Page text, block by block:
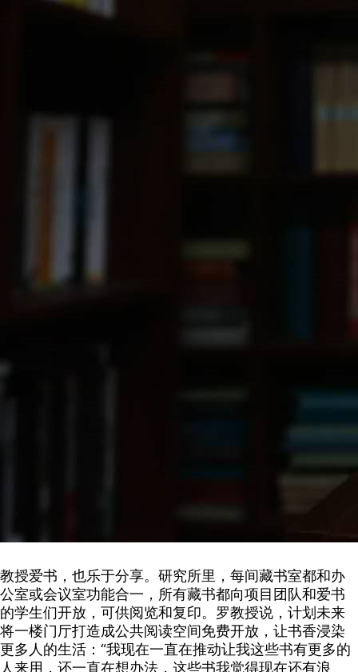
教授爱书，也乐于分享。研究所里，每间藏书室都和办
公室或会议室功能合一，所有藏书都向项目团队和爱书
的学生们开放，可供阅览和复印。罗教授说，计划未来
将一楼门厅打造成公共阅读空间免费开放，让书香浸染
更多人的生活：“我现在一直在推动让我这些书有更多的
人来用，还一直在想办法，这些书我觉得现在还有浪